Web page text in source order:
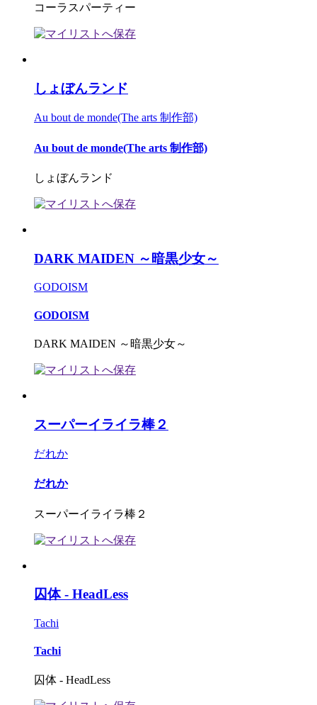
コーラスパーティー
しょぼんランド
Au bout de monde(The arts 制作部)
Au bout de monde(The arts 制作部)
しょぼんランド
DARK MAIDEN ～暗黒少女～
GODOISM
GODOISM
DARK MAIDEN ～暗黒少女～
スーパーイライラ棒２
だれか
だれか
スーパーイライラ棒２
囚体 - HeadLess
Tachi
Tachi
囚体 - HeadLess